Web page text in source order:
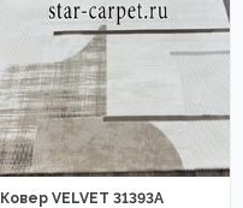
Ковер VELVET 31393A